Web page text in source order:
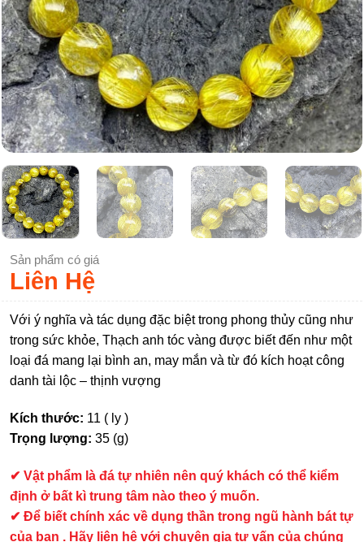
Sản phẩm có giá
Liên Hệ
Với ý nghĩa và tác dụng đặc biệt trong phong thủy cũng như
trong sức khỏe, Thạch anh tóc vàng được biết đến như một
loại đá mang lại bình an, may mắn và từ đó kích hoạt công
danh tài lộc – thịnh vượng
Kích thước: 11 ( ly )
Trọng lượng: 35 (g)
✔ Vật phẩm là đá tự nhiên nên quý khách có thể kiểm
định ở bất kì trung tâm nào theo ý muốn.
✔ Để biết chính xác về dụng thần trong ngũ hành bát tự
của bạn . Hãy liên hệ với chuyên gia tư vấn của chúng